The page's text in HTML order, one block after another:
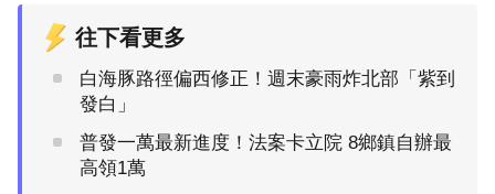
往下看更多
白海豚路徑偏西修正！週末豪雨炸北部「紫到
發白」
普發一萬最新進度！法案卡立院 8鄉鎮自辦最
高領1萬